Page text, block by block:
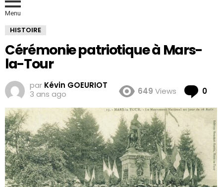
Menu
HISTOIRE
Cérémonie patriotique à Mars-
la-Tour
par Kévin GOEURIOT
3 ans ago
649 Views 0